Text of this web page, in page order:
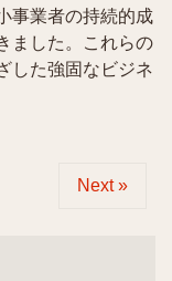
事業者の持続的成
ました。これらの
した強固なビジネ
Next »